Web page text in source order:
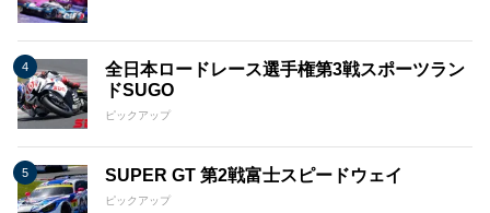
全日本ロードレース選手権第3戦スポーツラン
ドSUGO
ピックアップ
SUPER GT 第2戦富士スピードウェイ
ピックアップ